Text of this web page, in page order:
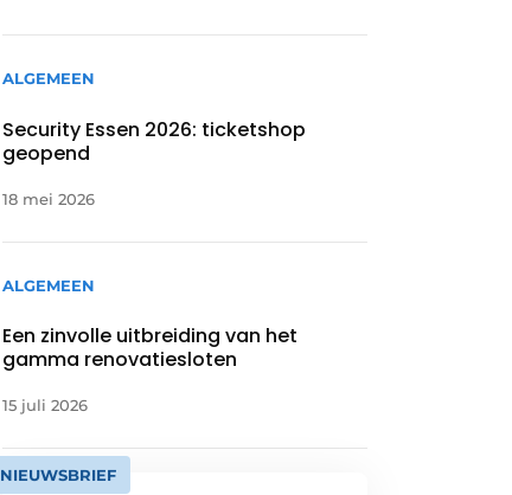
ALGEMEEN
Security Essen 2026: ticketshop
geopend
18 mei 2026
ALGEMEEN
Een zinvolle uitbreiding van het
gamma renovatiesloten
15 juli 2026
NIEUWSBRIEF